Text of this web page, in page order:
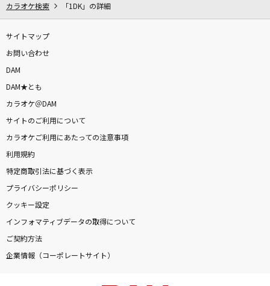
カラオケ検索 「1DK」の詳細
サイトマップ
お問い合わせ
DAM
DAM★とも
カラオケ＠DAM
サイトのご利用について
カラオケご利用にあたっての注意事項
利用規約
特定商取引法に基づく表示
プライバシーポリシー
クッキー設定
インフォマティブデータの取得について
ご契約方法
企業情報（コーポレートサイト）